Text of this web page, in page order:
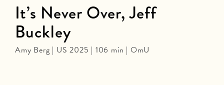
It’s Never Over, Jeff
Buckley
Amy Berg | US 2025 | 106 min | OmU